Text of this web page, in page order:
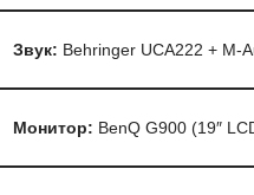
Звук: Behringer UCA222 + M-
Монитор: BenQ G900 (19″